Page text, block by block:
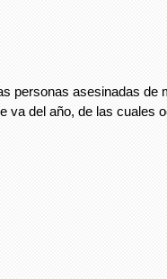
personas asesinadas de
va del año, de las cuales